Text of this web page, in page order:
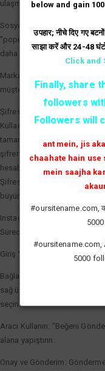
ulaşmanız demektir.
Sosyal Kanıt (Social Proof):
"popüler ve güvenilir" imajı
daha dikkatli inceleme
Marka Prestiji: İşletme
müşterilere markanın aktif
Şifresiz ve Güvenli Beğeni
Kullanıcıların en büyük
tamamen çözülmüştür.
şifrenizi talep etmez. Sadece
hesabınızın güvenliğini
Şifresiz işlem, hesabınızın
büyüme görünümü sağlar.
Instagram Beğeni Hilesi Nasıl
Süreci en verimli şekilde
Giriş Yapın: Sisteme giriş
Bağlantıyı Kopyalayın:
sağ üst köşesindeki üç
seçin.
Aracı Kullanın: "Beğeni
alana yapıştırın.
Onay ve Gönderim:
below and gain
उपहार; नीचे दिए गए
साझा करें और 24-48
Click and
Finally, share
followers
Followers will
ant mein, jis
chaahate hain use
mein saajha
#oursitename.com,
5000
#oursitename.com,
5000